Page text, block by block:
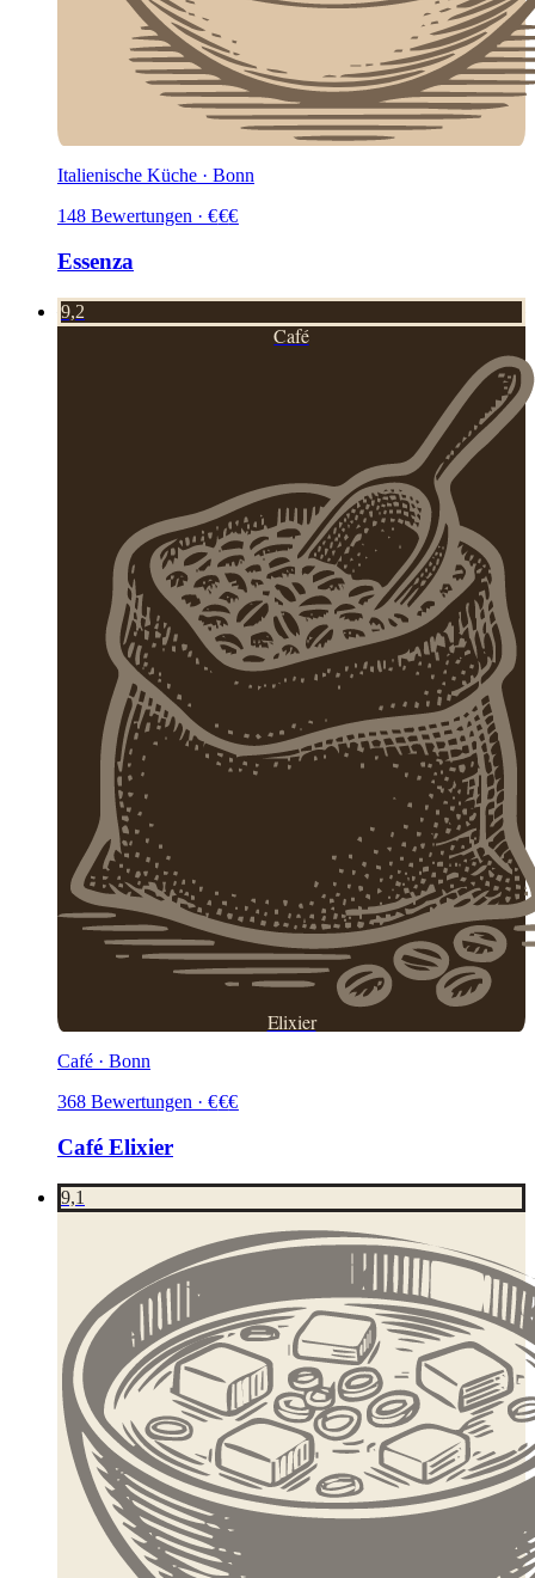
Italienische Küche · Bonn
148 Bewertungen · €€€
Essenza
9,2
Café
Elixier
Café · Bonn
368 Bewertungen · €€€
Café Elixier
9,1